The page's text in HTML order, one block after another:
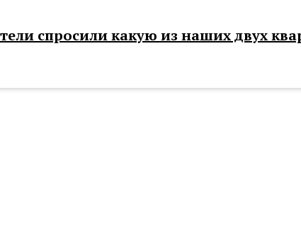
спросили какую из наших двух